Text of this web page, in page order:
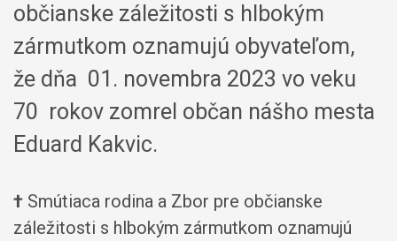
občianske záležitosti s hlbokým
zármutkom oznamujú obyvateľom,
že dňa 01. novembra 2023 vo veku
70 rokov zomrel občan nášho mesta
Eduard Kakvic.
† Smútiaca rodina a Zbor pre občianske
záležitosti s hlbokým zármutkom oznamujú